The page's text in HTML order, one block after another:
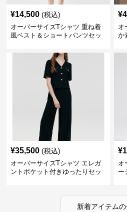
¥14,500 (税込)
オーバーサイズTシャツ 重ね着
風ベスト＆ショートパンツセッ
¥
オ
か
¥35,500 (税込)
オーバーサイズTシャツ エレガ
ントポケット付きゆったりセッ
¥
オ
ー
新着アイテム